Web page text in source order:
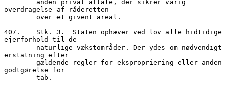
overdragelse af råderetten
407.	Stk. 3.  Staten ophæver ved lov alle hidtidige
ejerforhold til de
erstatning efter
godtgørelse for